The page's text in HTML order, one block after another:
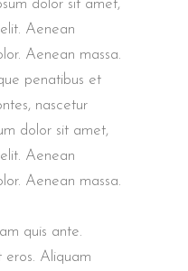
dolor sit amet,
Aenean
Aenean massa.
penatibus et
nascetur
dolor sit amet,
Aenean
Aenean massa.
quis ante.
Aliquam